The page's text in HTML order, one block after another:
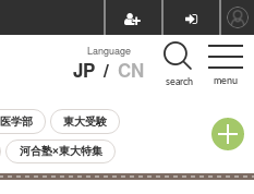
menu
Language
JP / CN search
医学部 東大受験
河合塾×東大特集
中学受験 小学校受験